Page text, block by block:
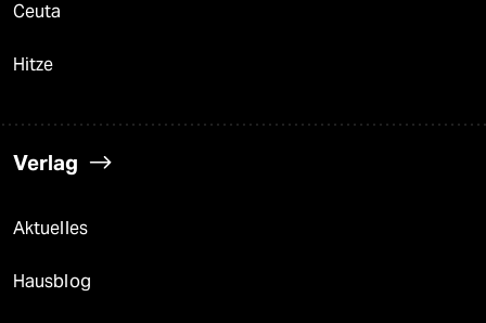
Ceuta
Hitze
Verlag
Aktuelles
Hausblog